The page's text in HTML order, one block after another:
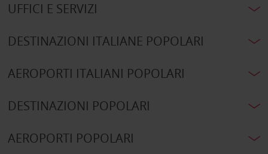
UFFICI E SERVIZI
DESTINAZIONI ITALIANE POPOLARI
AEROPORTI ITALIANI POPOLARI
DESTINAZIONI POPOLARI
AEROPORTI POPOLARI